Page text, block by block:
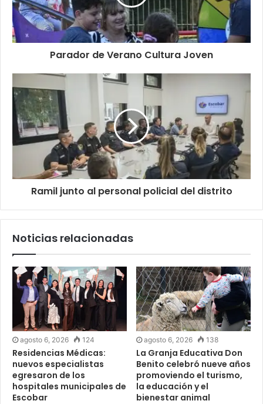
Parador de Verano Cultura Joven
Ramil junto al personal policial del distrito
Noticias relacionadas
agosto 6, 2026 124
Residencias Médicas:
nuevos especialistas
egresaron de los
hospitales municipales de
Escobar
agosto 6, 2026 138
La Granja Educativa Don
Benito celebró nueve años
promoviendo el turismo,
la educación y el
bienestar animal